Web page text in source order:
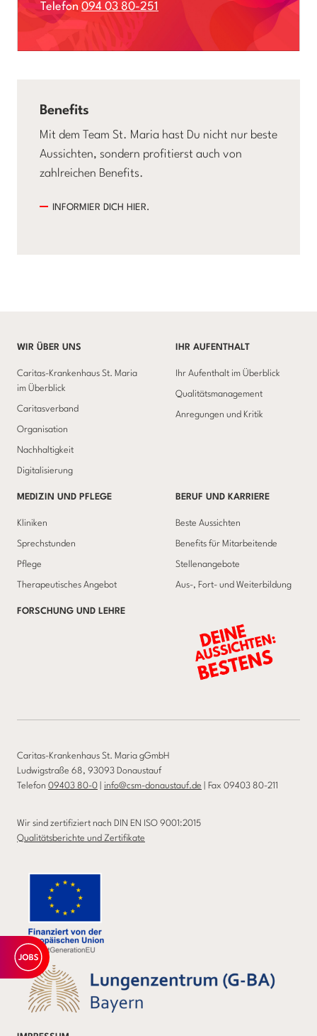
Telefon 094 03 80-251
Benefits
Mit dem Team St. Maria hast Du nicht nur beste
Aussichten, sondern profitierst auch von
zahlreichen Benefits.
INFORMIER DICH HIER.
WIR ÜBER UNS
Caritas-Krankenhaus St. Maria
im Überblick
Caritasverband
Organisation
Nachhaltigkeit
Digitalisierung
IHR AUFENTHALT
Ihr Aufenthalt im Überblick
Qualitätsmanagement
Anregungen und Kritik
MEDIZIN UND PFLEGE
Kliniken
Sprechstunden
Pflege
Therapeutisches Angebot
BERUF UND KARRIERE
Beste Aussichten
Benefits für Mitarbeitende
Stellenangebote
Aus-, Fort- und Weiterbildung
FORSCHUNG UND LEHRE
Caritas-Krankenhaus St. Maria gGmbH
Ludwigstraße 68, 93093 Donaustauf
Telefon 09403 80-0 info@csm-donaustauf.de | Fax 09403 80-211
Wir sind zertifiziert nach DIN EN ISO 9001:2015
Qualitätsberichte und Zertifikate